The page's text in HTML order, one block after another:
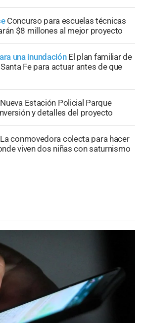
Concurso para escuelas técnicas
$8 millones al mejor proyecto
una inundación El plan familiar de
Fe para actuar antes de que
Nueva Estación Policial Parque
y detalles del proyecto
La conmovedora colecta para hacer
viven dos niñas con saturnismo